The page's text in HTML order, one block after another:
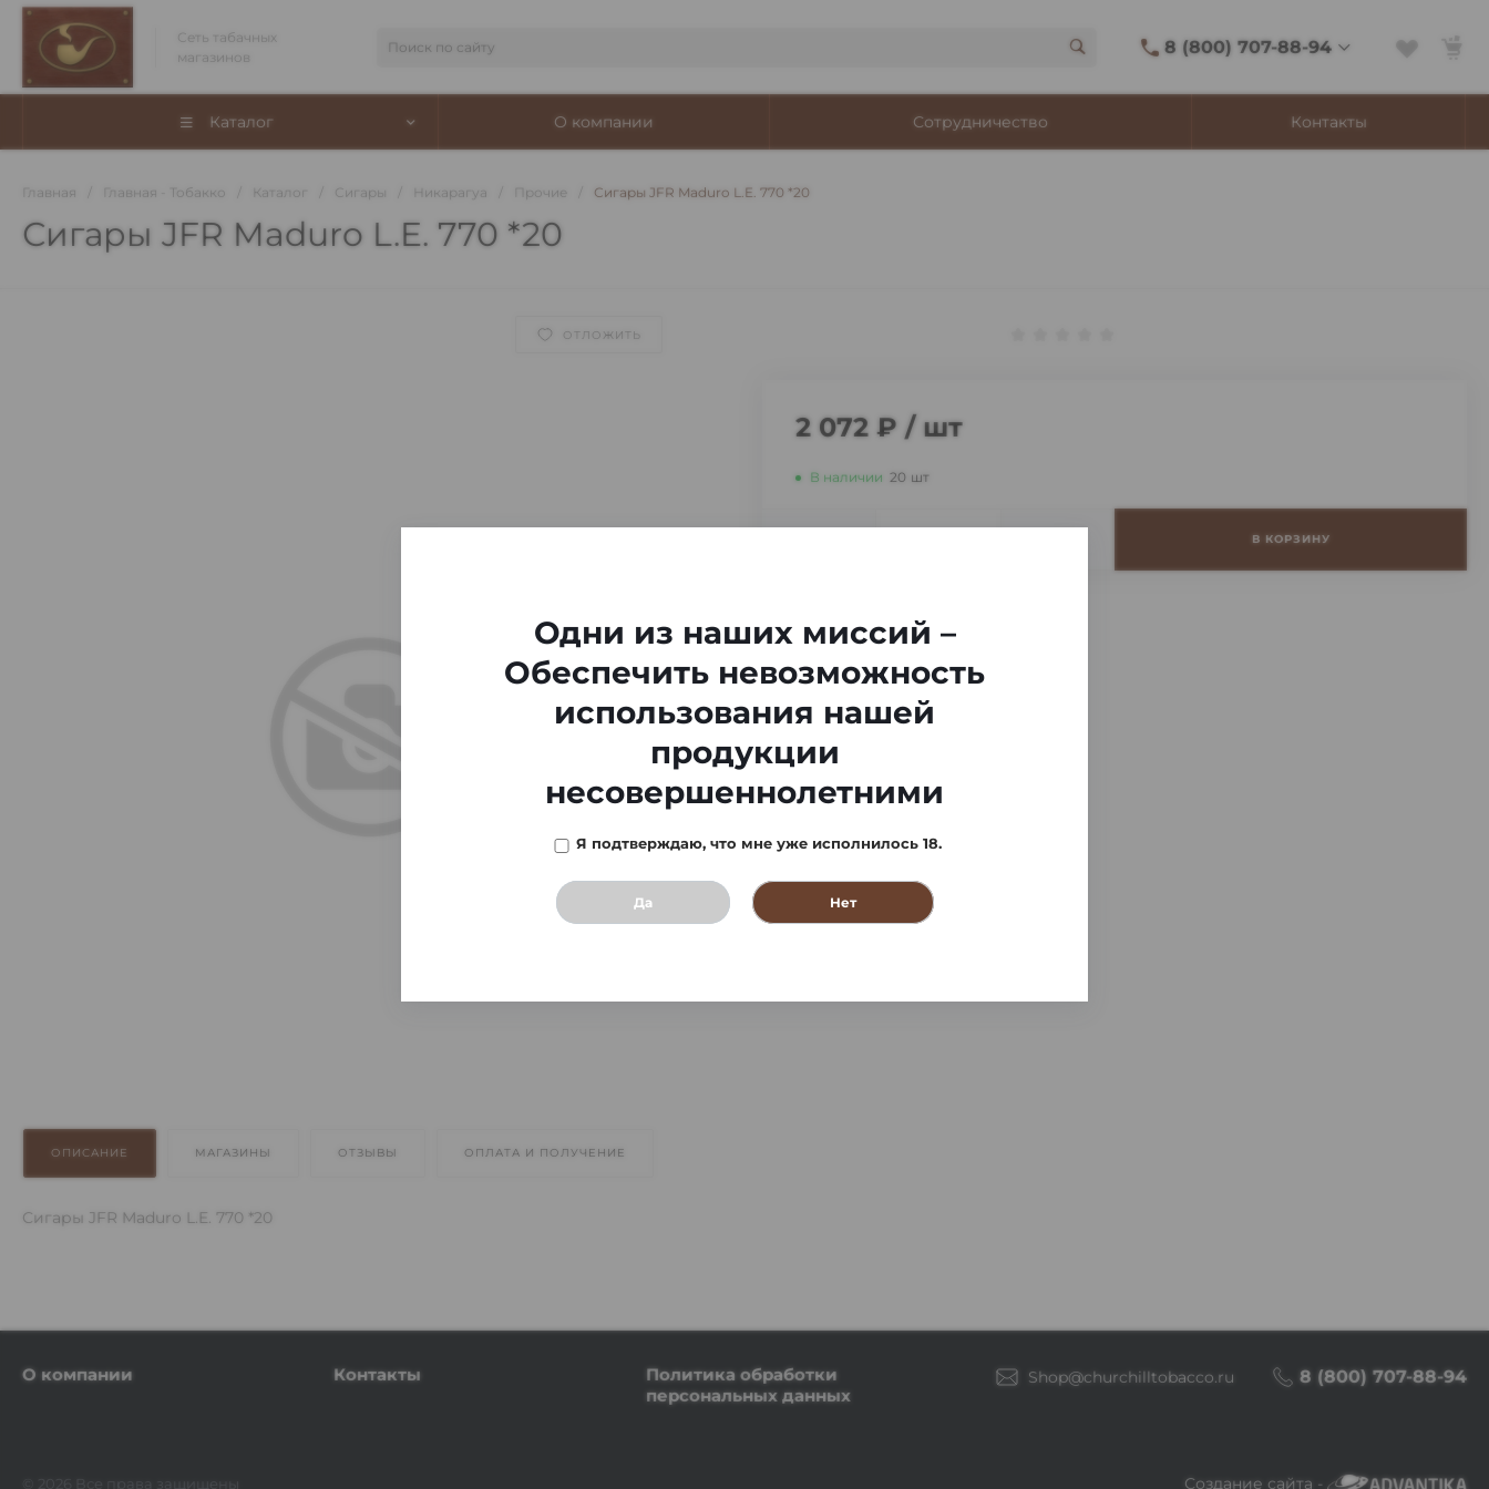
Сеть табачных
магазинов
8 (800) 707-88-94
8 (800) 707-88-94
Адмирала Фокина, 8
Каталог О компании Сотрудничество Контакты
Главная Главная - Тобакко Каталог Сигары Никарагуа Прочие Сигары JFR Maduro L.E. 770 *20
Сигары JFR Maduro L.E. 770 *20
ОТЛОЖИТЬ
2 072 ₽ / шт
В наличии 20 шт
В КОРЗИНУ
ОПИСАНИЕ МАГАЗИНЫ ОТЗЫВЫ ОПЛАТА И ПОЛУЧЕНИЕ
Сигары JFR Maduro L.E. 770 *20
О компании Контакты
Политика обработки
персональных данных
Shop@churchilltobacco.ru 8 (800) 707-88-94
© 2026 Все права защищены Создание сайта -
Одни из наших миссий –
Обеспечить невозможность
использования нашей
продукции
несовершеннолетними
Я подтверждаю, что мне уже исполнилось 18.
Да Нет